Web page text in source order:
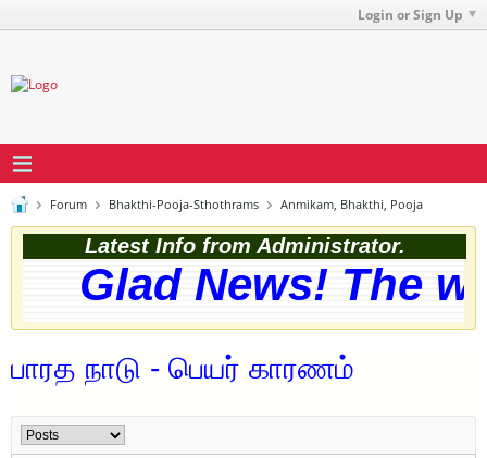
Login or Sign Up
Forum Bhakthi-Pooja-Sthothrams Anmikam, Bhakthi, Pooja
Latest Info from Administrator.
Glad News! The
பாரத நாடு - பெயர் காரணம்